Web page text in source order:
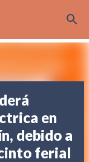
en
debido a
ferial